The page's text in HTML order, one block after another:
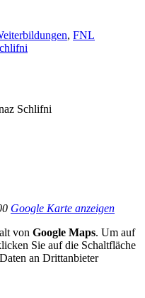
, FNL
Schlifni
Google Karte anzeigen
von Google Maps. Um auf
Sie auf die Schaltfläche
an Drittanbieter